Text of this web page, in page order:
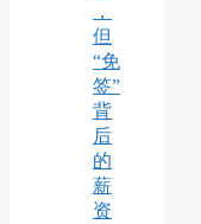
，
但
“免
签”
背
后
的
薪
资